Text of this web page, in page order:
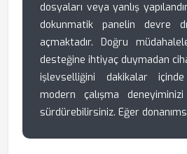
dosyaları veya yanlış
dokunmatik panelin devre
açmaktadır. Doğru
desteğine ihtiyaç duymadan
işlevselliğini dakikalar
modern çalışma deneyiminizi
sürdürebilirsiniz. Eğer